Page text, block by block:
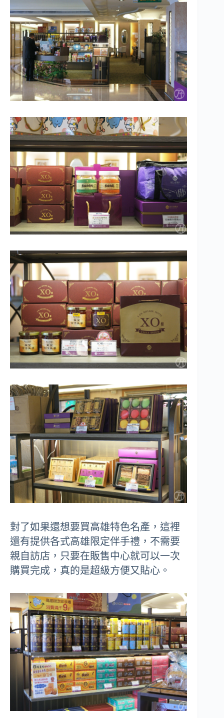
對了如果還想要買高雄特色名產，這裡
還有提供各式高雄限定伴手禮，不需要
親自訪店，只要在販售中心就可以一次
購買完成，真的是超級方便又貼心。